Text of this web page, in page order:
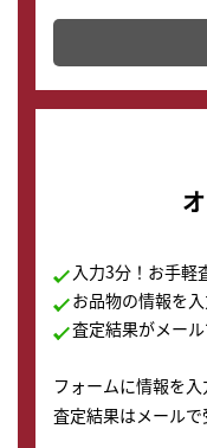
テムです。
配送でも簡単&安
す。
入力3分！お手軽
お品物の情報を
査定結果がメー
フォームに情報を入
査定結果はメール